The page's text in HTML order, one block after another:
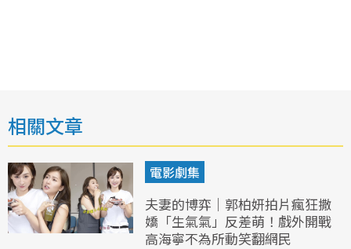
相關文章
電影劇集
夫妻的博弈｜郭柏妍拍片瘋狂撒
嬌「生氣氣」反差萌！戲外開戰
高海寧不為所動笑翻網民